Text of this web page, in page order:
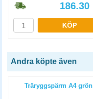
186.30
KÖP
Andra köpte även
Träryggspärm A4 grön